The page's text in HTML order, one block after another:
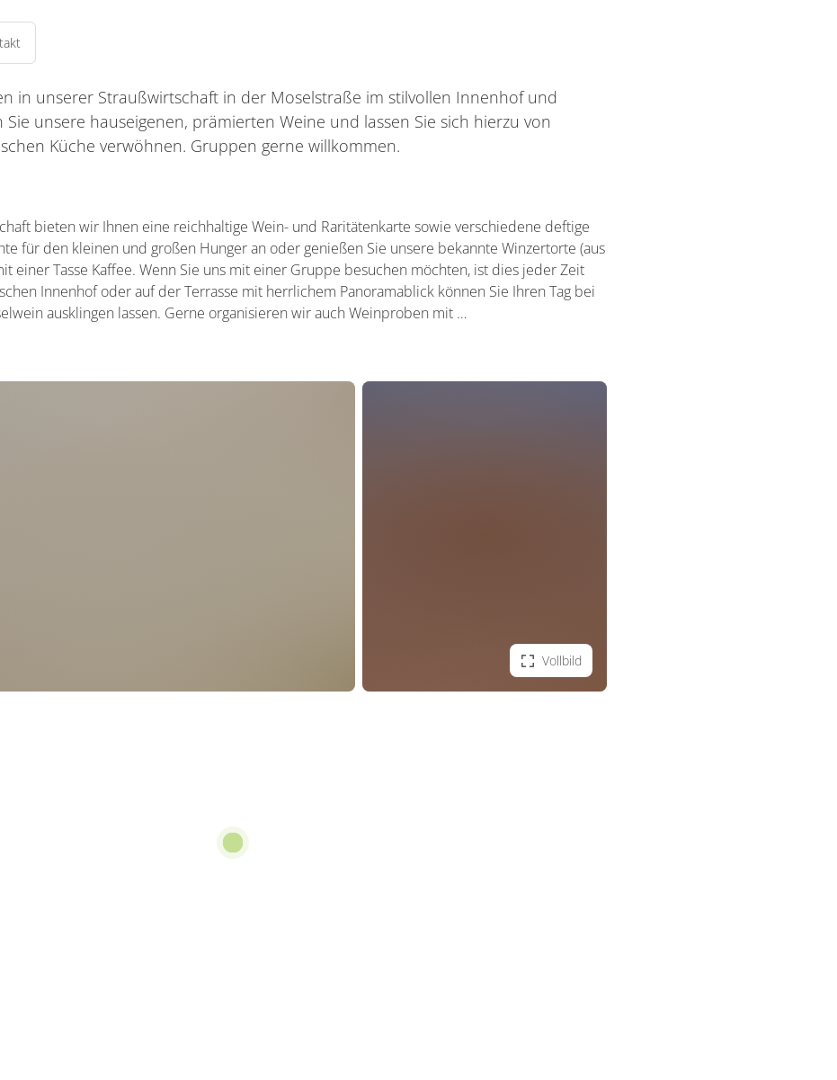
in unserer Straußwirtschaft in der Moselstraße im stilvollen Innenhof und
Sie unsere hauseigenen, prämierten Weine und lassen Sie sich hierzu von
Küche verwöhnen. Gruppen gerne willkommen.
bieten wir Ihnen eine reichhaltige Wein- und Raritätenkarte sowie verschiedene deftige
für den kleinen und großen Hunger an oder genießen Sie unsere bekannte Winzertorte (aus
einer Tasse Kaffee. Wenn Sie uns mit einer Gruppe besuchen möchten, ist dies jeder Zeit
Innenhof oder auf der Terrasse mit herrlichem Panoramablick können Sie Ihren Tag bei
ausklingen lassen. Gerne organisieren wir auch Weinproben mit …
Vollbild